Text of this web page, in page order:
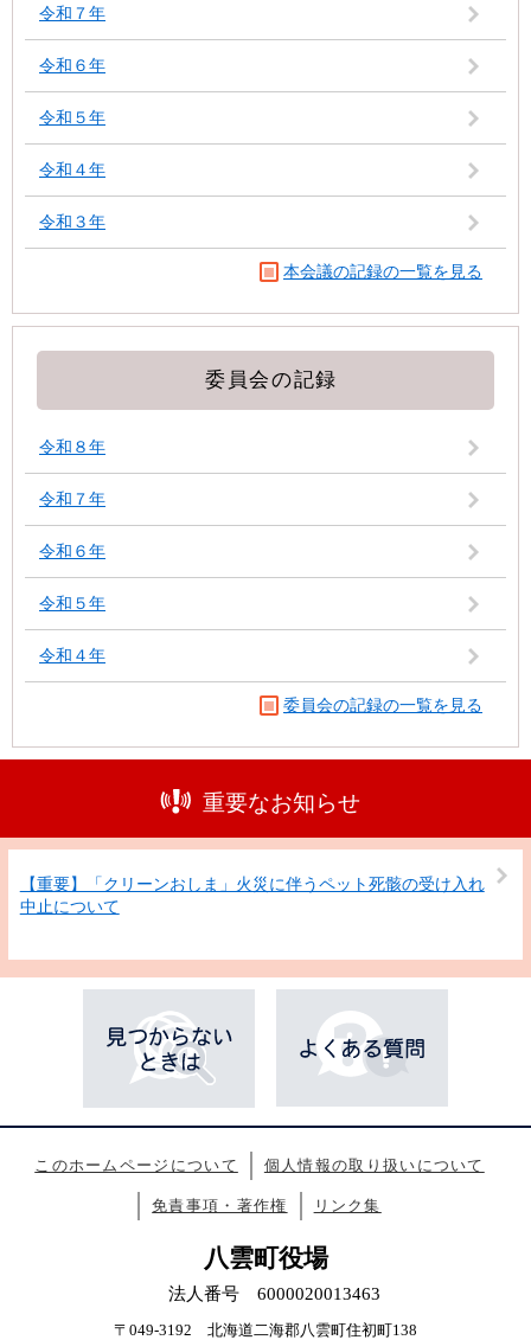
令和７年
令和６年
令和５年
令和４年
令和３年
本会議の記録の一覧を見る
委員会の記録
令和８年
令和７年
令和６年
令和５年
令和４年
委員会の記録の一覧を見る
重要なお知らせ
【重要】「クリーンおしま」火災に伴うペット死骸の受け入れ
中止について
このホームページについて 個人情報の取り扱いについて
免責事項・著作権 リンク集
八雲町役場
法人番号 6000020013463
〒049-3192 北海道二海郡八雲町住初町138